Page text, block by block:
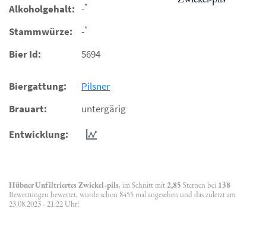
Alkoholgehalt: -*
Stammwürze: -*
Bier Id: 5694
Biergattung:
Pilsner
Brauart:
untergärig
Entwicklung:
Hübner Unfiltriertes Zwickel-pils, im Schnitt mit 2,85 Sternen bei 138
Bewertungen bewertet, wurde schon 8455 mal angesehen und das zuletzt am
23.08.2023 - 21:22 Uhr!